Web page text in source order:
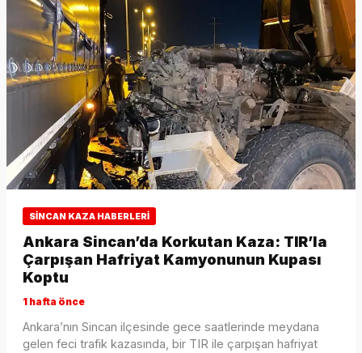
SINCAN KAZA HABERLERI
Ankara Sincan’da Korkutan Kaza: TIR’la
Çarpışan Hafriyat Kamyonunun Kupası
Koptu
1 hafta önce
Ankara’nın Sincan ilçesinde gece saatlerinde meydana
gelen feci trafik kazasında, bir TIR ile çarpışan hafriyat